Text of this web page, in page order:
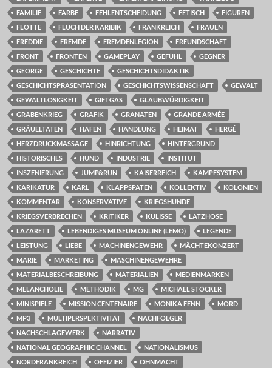
FAMILIE
FARBE FEHLENTSCHEIDUNG FETISCH
FIGUREN
FLOTTE
FLUCH DER KARIBIK FRANKREICH
FRAUEN
FREDDIE
FREMDE FREMDENLEGION
FREUNDSCHAFT
FRONT
FRONTEN GAMEPLAY GEFÜHL
GEGNER
GEORGE
GESCHICHTE
GESCHICHTSDIDAKTIK
GESCHICHTSPRÄSENTATION
GESCHICHTSWISSENSCHAFT
GEWALT
GEWALTLOSIGKEIT
GIFTGAS
GLAUBWÜRDIGKEIT
GRABENKRIEG
GRAFIK GRANATEN
GRANDE ARMÉE
GRÄUELTATEN
HAFEN HANDLUNG HEIMAT
HERGÉ
HERZDRUCKMASSAGE
HINRICHTUNG
HINTERGRUND
HISTORISCHES
HUND INDUSTRIE
INSTITUT
INSZENIERUNG
JUMP&RUN KAISERREICH
KAMPFSYSTEM
KARIKATUR
KARL KLAPPSPATEN KOLLEKTIV
KOLONIEN
KOMMENTAR
KONSERVATIVE
KRIEGSHUNDE
KRIEGSVERBRECHEN
KRITIKER KULISSE
LATZHOSE
LAZARETT
LEBENDIGES MUSEUM ONLINE (LEMO)
LEGENDE
LEISTUNG
LIEBE MACHINENGEWEHR
MÄCHTEKONZERT
MARIE
MARKETING
MASCHINENGEWEHRE
MATERIALBESCHREIBUNG
MATERIALIEN
MEDIENMARKEN
MELANCHOLIE
METHODIK MG
MICHAEL STÖCKER
MINISPIELE
MISSION CENTENAIRE MONIKA FENN
MORD
MP3
MULTIPERSPEKTIVITÄT
NACHFOLGER
NACHSCHLAGEWERK
NARRATIV
NATIONAL GEOGRAPHIC CHANNEL
NATIONALISMUS
NORDFRANKREICH
OFFIZIER
OHNMACHT